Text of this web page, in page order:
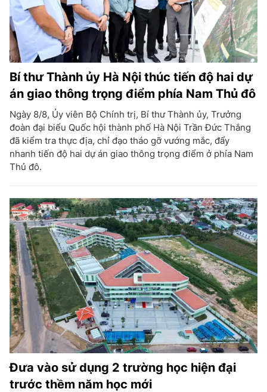
Bí thư Thành ủy Hà Nội thúc tiến độ hai dự
án giao thông trọng điểm phía Nam Thủ đô
Ngày 8/8, Ủy viên Bộ Chính trị, Bí thư Thành ủy, Trưởng
đoàn đại biểu Quốc hội thành phố Hà Nội Trần Đức Thắng
đã kiểm tra thực địa, chỉ đạo tháo gỡ vướng mắc, đẩy
nhanh tiến độ hai dự án giao thông trọng điểm ở phía Nam
Thủ đô.
Đưa vào sử dụng 2 trường học hiện đại
trước thềm năm học mới